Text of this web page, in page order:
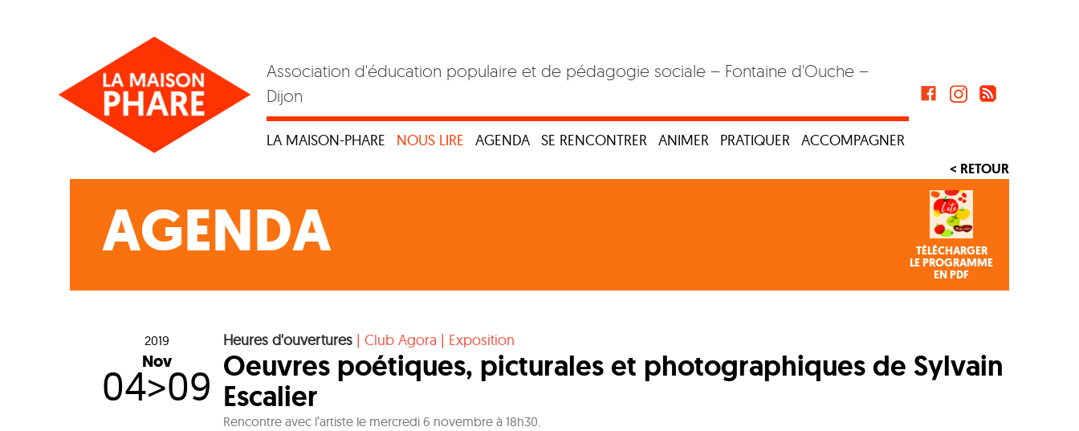
Association d'éducation populaire et de pédagogie sociale – Fontaine d'Ouche –
Dijon
LA MAISON-PHARE NOUS LIRE AGENDA SE RENCONTRER ANIMER PRATIQUER ACCOMPAGNER
< RETOUR
TÉLÉCHARGER
LE PROGRAMME
EN PDF
AGENDA
2019
Nov
04>09
Heures d'ouvertures | Club Agora | Exposition
Oeuvres poétiques, picturales et photographiques de Sylvain
Escalier
Rencontre avec l’artiste le mercredi 6 novembre à 18h30.